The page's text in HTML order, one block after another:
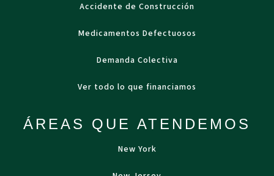
Accidente de Construcción
Medicamentos Defectuosos
Demanda Colectiva
Ver todo lo que financiamos
ÁREAS QUE ATENDEMOS
New York